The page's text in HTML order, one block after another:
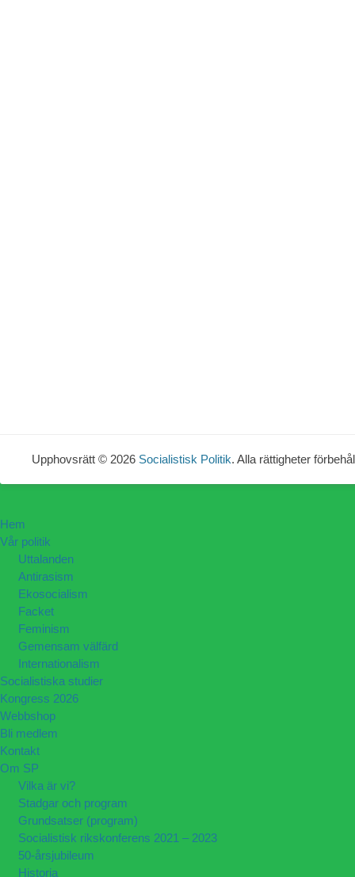
Upphovsrätt © 2026 Socialistisk Politik. Alla rättigheter
Hem
Vår politik
Uttalanden
Antirasism
Ekosocialism
Facket
Feminism
Gemensam välfärd
Internationalism
Socialistiska studier
Kongress 2026
Webbshop
Bli medlem
Kontakt
Om SP
Vilka är vi?
Stadgar och program
Grundsatser (program)
Socialistisk rikskonferens 2021 – 2023
50-årsjubileum
Historia